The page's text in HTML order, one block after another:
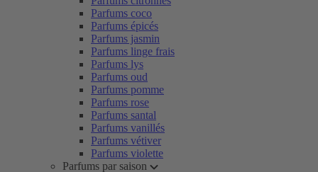
Parfums coco
Parfums épicés
Parfums jasmin
Parfums linge frais
Parfums lys
Parfums oud
Parfums pomme
Parfums rose
Parfums santal
Parfums vanillés
Parfums vétiver
Parfums violette
Parfums par saison